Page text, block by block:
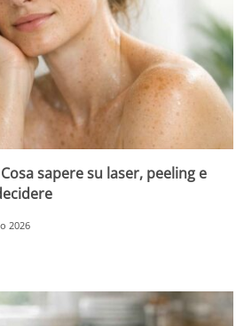
sapere su laser, peeling e
2026